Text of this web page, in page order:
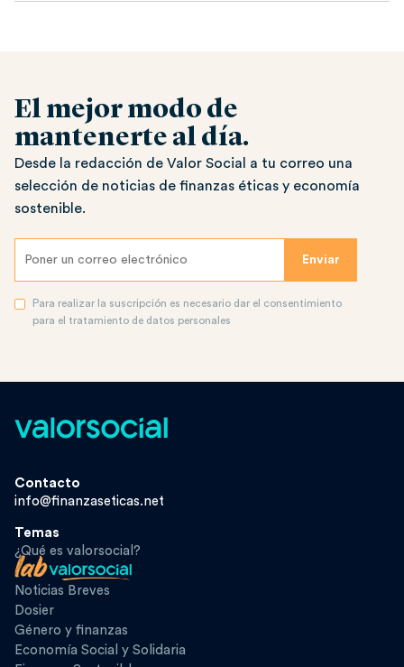
El mejor modo de
mantenerte al día.
Desde la redacción de Valor Social a tu correo una
selección de noticias de finanzas éticas y economía
sostenible.
Para realizar la suscripción es necesario dar el consentimiento
para el tratamiento de datos personales
Contacto
info@finanzaseticas.net
Temas
¿Qué es valorsocial?
Noticias Breves
Dosier
Género y finanzas
Economía Social y Solidaria